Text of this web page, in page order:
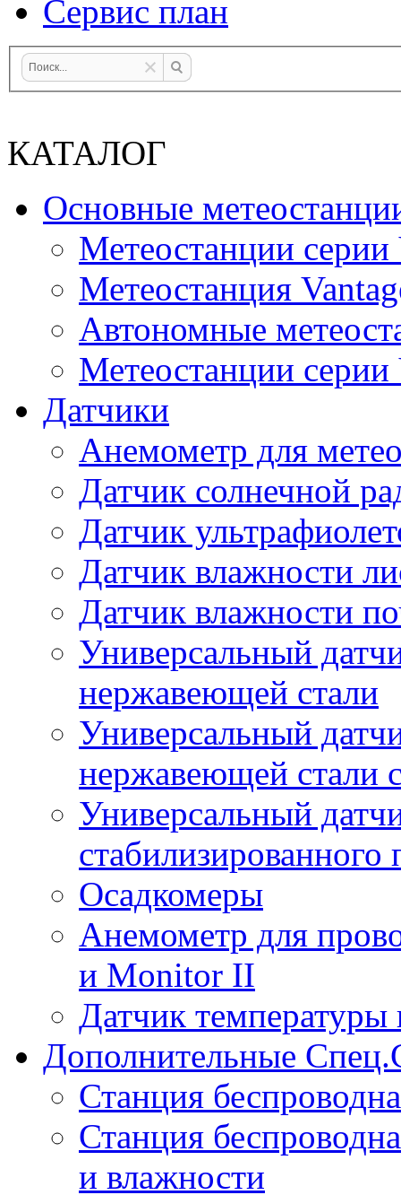
Сервис план
КАТАЛОГ
Основные
Метеостанции
Метеостанция
Автономные
Метеостанции серии
Датчики
Анемометр для
Датчик солнечной
Датчик
Датчик влажности
Датчик влажности
Универсальный
нержавеющей стали
Универсальный
нержавеющей стали
Универсальный
стабилизированного
Осадкомеры
Анемометр для
и Monitor II
Датчик температуры
Дополнительные
Станция
Станция
и влажности